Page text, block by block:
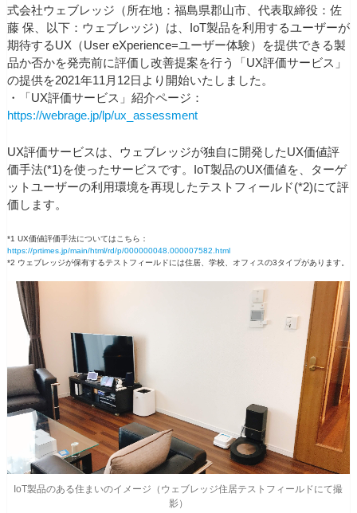
式会社ウェブレッジ（所在地：福島県郡山市、代表取締役：佐
藤 保、以下：ウェブレッジ）は、IoT製品を利用するユーザーが
期待するUX（User eXperience=ユーザー体験）を提供できる製
品か否かを発売前に評価し改善提案を行う「UX評価サービス」
の提供を2021年11月12日より開始いたしました。
・「UX評価サービス」紹介ページ：
https://webrage.jp/lp/ux_assessment
UX評価サービスは、ウェブレッジが独自に開発したUX価値評
価手法(*1)を使ったサービスです。IoT製品のUX価値を、ターゲ
ットユーザーの利用環境を再現したテストフィールド(*2)にて評
価します。
*1 UX価値評価手法についてはこちら：
https://prtimes.jp/main/html/rd/p/000000048.000007582.html
*2 ウェブレッジが保有するテストフィールドには住居、学校、オフィスの3タイプがあります。
IoT製品のある住まいのイメージ（ウェブレッジ住居テストフィールドにて撮
影）